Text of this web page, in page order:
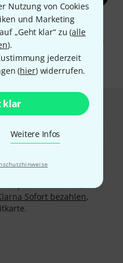
Nutzung von Cookies
und Marketing
„Geht klar“ zu (alle
).
jederzeit
(hier) widerrufen.
klar
Weitere Infos
Sie dem Erhalt von E-Mail-
Nutzungsverhaltens zu. Die
Informationen finden Sie in
per Nachnahme,
Sofort bezahlen,